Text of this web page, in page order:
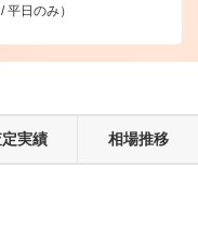
平日のみ）
実績 相場推移